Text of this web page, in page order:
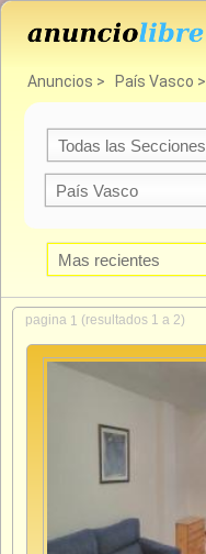
Anuncios > País Vasco >
pagina 1 (resultados 1 a 2)